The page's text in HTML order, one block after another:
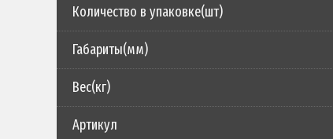
Количество в упаковке(шт)
Габариты(мм)
Вес(кг)
Артикул